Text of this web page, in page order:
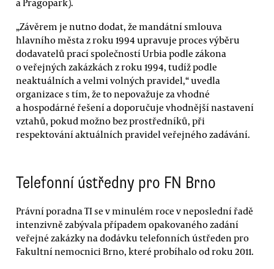
„Závěrem je nutno dodat, že mandátní smlouva
hlavního města z roku 1994 upravuje proces výběru
dodavatelů prací společností Urbia podle zákona
o veřejných zakázkách z roku 1994, tudíž podle
neaktuálních a velmi volných pravidel,“ uvedla
organizace s tím, že to nepovažuje za vhodné
a hospodárné řešení a doporučuje vhodnější nastavení
vztahů, pokud možno bez prostředníků, při
respektování aktuálních pravidel veřejného zadávání.
Telefonní ústředny pro FN Brno
Právní poradna TI se v minulém roce v neposlední řadě
intenzivně zabývala případem opakovaného zadání
veřejné zakázky na dodávku telefonních ústředen pro
Fakultní nemocnici Brno, které probíhalo od roku 2011.